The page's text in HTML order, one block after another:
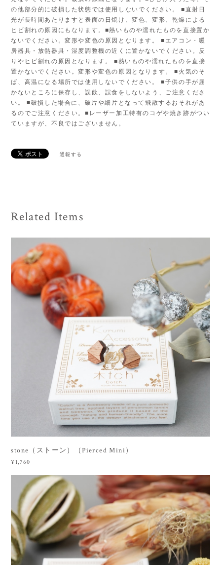
の他部分的に破損した状態では使用しないでください。 ■直射日
光が長時間あたりますと表面の日焼け、変色、変形、乾燥による
ヒビ割れの原因にもなります。■熱いものや濡れたものを直接置か
ないでください。変形や変色の原因となります。 ■エアコン・暖
房器具・放熱器具・湿度調整機の近くに置かないでください。反
りやヒビ割れの原因となります。 ■熱いものや濡れたものを直接
置かないでください。変形や変色の原因となります。 ■火気のそ
ば、高温になる場所では使用しないでください。 ■子供の手が届
かないところに保存し、誤飲、誤食をしないよう、ご注意くださ
い。 ■破損した場合に、破片や細片となって飛散するおそれがあ
るのでご注意ください。■レーザー加工特有のコゲや焼き跡がつい
ていますが、不良ではございません。
通報する
Related Items
stone（ストーン）（Pierced Mini）
¥1,760